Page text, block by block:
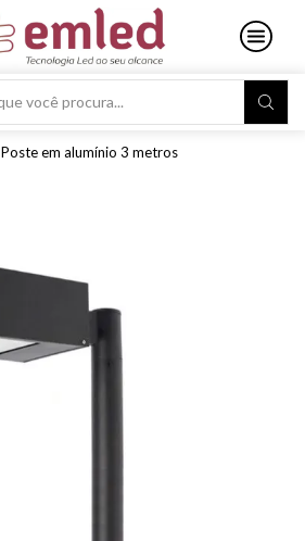
Search
Poste em alumínio 3 metros